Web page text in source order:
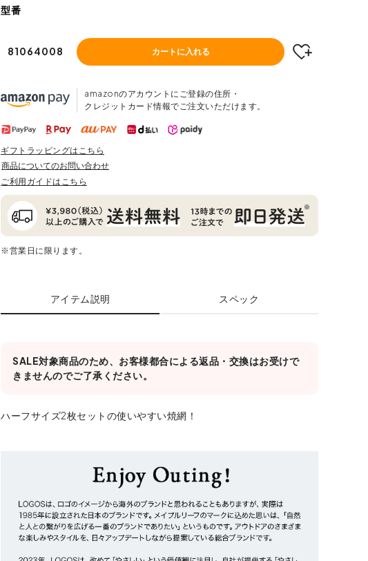
型番
81064008 カートに入れる
amazonのアカウントにご登録の住所・
クレジットカード情報でご注文いただけます。
ギフトラッピングはこちら
商品についてのお問い合わせ
ご利用ガイドはこちら
※営業日に限ります。
アイテム説明 スペック
SALE対象商品のため、お客様都合による返品・交換はお受けで
きませんのでご了承ください。
ハーフサイズ2枚セットの使いやすい焼網！